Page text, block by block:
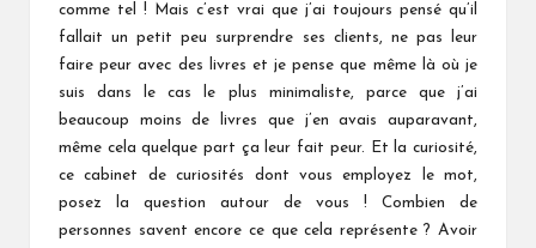
comme tel ! Mais c’est vrai que j’ai toujours pensé qu’il
fallait un petit peu surprendre ses clients, ne pas leur
faire peur avec des livres et je pense que même là où je
suis dans le cas le plus minimaliste, parce que j’ai
beaucoup moins de livres que j’en avais auparavant,
même cela quelque part ça leur fait peur. Et la curiosité,
ce cabinet de curiosités dont vous employez le mot,
posez la question autour de vous ! Combien de
personnes savent encore ce que cela représente ? Avoir